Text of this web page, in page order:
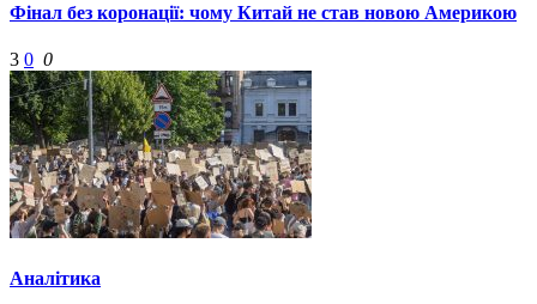
Фінал без коронації: чому Китай не став новою Америкою
3 0 0
Аналітика